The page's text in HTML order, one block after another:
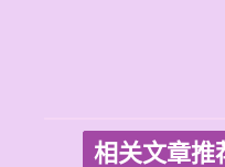
相关文章推